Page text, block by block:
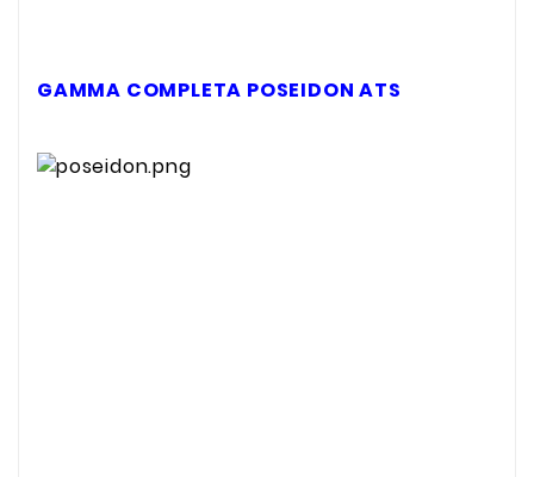
GAMMA COMPLETA POSEIDON ATS